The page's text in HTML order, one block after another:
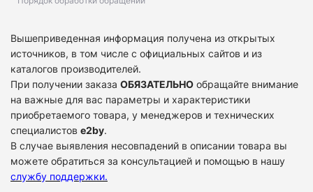
Вышеприведенная информация получена из открытых
источников, в том числе с официальных сайтов и из
каталогов производителей.
При получении заказа ОБЯЗАТЕЛЬНО обращайте внимание
на важные для вас параметры и характеристики
приобретаемого товара, у менеджеров и технических
специалистов e2by.
В случае выявления несовпадений в описании товара вы
можете обратиться за консультацией и помощью в нашу
службу поддержки.